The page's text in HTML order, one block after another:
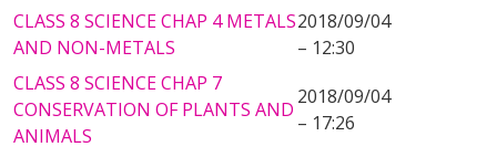
CLASS 8 SCIENCE CHAP 4 METALS
AND NON-METALS
2018/09/04
– 12:30
CLASS 8 SCIENCE CHAP 7
CONSERVATION OF PLANTS AND
ANIMALS
2018/09/04
– 17:26